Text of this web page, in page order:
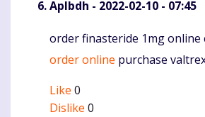
Aplbdh - 2022-02-10 - 07:45
Komentaras
order finasteride 1mg online
order online purchase
Like 0
Dislike 0